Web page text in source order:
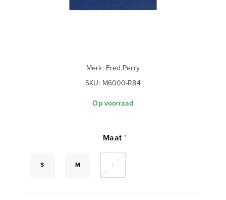
Merk: Fred Perry
SKU: M6000-R84
Op voorraad
Maat*
S M L